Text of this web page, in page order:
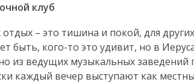
клуб
– это тишина и покой, для
быть, кого-то это удивит, но в
из ведущих музыкальных заведений
каждый вечер выступают как